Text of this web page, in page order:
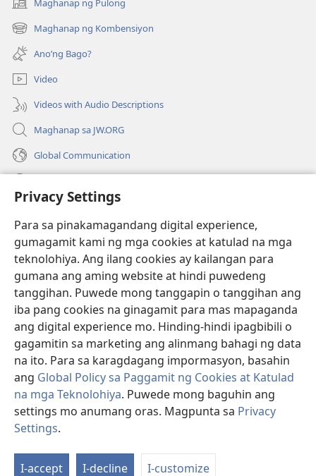
Privacy Settings
Para sa pinakamagandang digital experience,
gumagamit kami ng mga cookies at katulad na mga
teknolohiya. Ang ilang cookies ay kailangan para
gumana ang aming website at hindi puwedeng
tanggihan. Puwede mong tanggapin o tanggihan ang
iba pang cookies na ginagamit para mas mapaganda
ang digital experience mo. Hinding-hindi ipagbibili o
gagamitin sa marketing ang alinmang bahagi ng data
na ito. Para sa karagdagang impormasyon, basahin
ang Global Policy sa Paggamit ng Cookies at Katulad
na mga Teknolohiya. Puwede mong baguhin ang
settings mo anumang oras. Magpunta sa Privacy
Settings.
I-accept I-decline I-customize
Maghanap ng Pulong
(may
bubukas
na
bagong
window)
Maghanap ng Kombensiyon
(may
bubukas
na
bagong
window)
Ano’ng Bago?
Video
Videos with Audio Descriptions
Maghanap sa JW.ORG
Global Communication
(may
na
bagong
window)
Watchtower ONLINE LIBRARY™
(may
bubukas
na
bagong
window)
JW Hub ®
(may
bubukas
bagong
window)
JW Library ®
Watchtower Library®
Copyright
KASUNDUAN SA PAGGAMIT